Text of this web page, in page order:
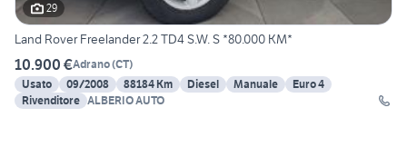
29
Land Rover Freelander 2.2 TD4 S.W. S *80.000 KM*
10.900 €Adrano(CT)
Usato
09/2008 88184 Km Diesel Manuale
Euro 4
Rivenditore ALBERIO AUTO